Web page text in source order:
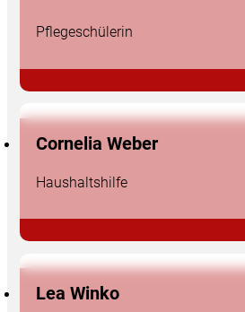
Pflegeschülerin
Cornelia Weber
Haushaltshilfe
Lea Winko